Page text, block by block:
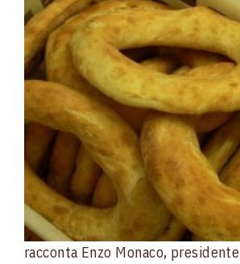
racconta Enzo Monaco, presidente